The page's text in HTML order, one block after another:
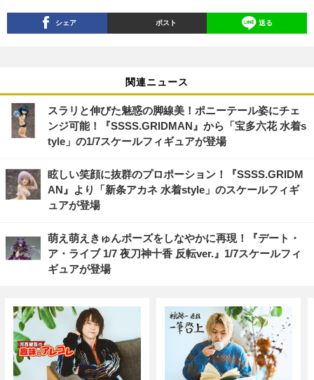
シェア ポスト 送る
関連ニュース
スラリと伸びた魅惑の脚線美！ポニーテール姿にチェ
ンジ可能！『SSSS.GRIDMAN』から「宝多六花 水着s
tyle」の1/7スケールフィギュアが登場
眩しい笑顔に抜群のプロポーション！『SSSS.GRIDM
AN』より「新条アカネ 水着style」のスケールフィギ
ュアが登場
萌え萌えきゅんポーズをしなやかに再現！『デート・
ア・ライブ 1/7 夜刀神十香 反転ver.』1/7スケールフィ
ギュアが登場